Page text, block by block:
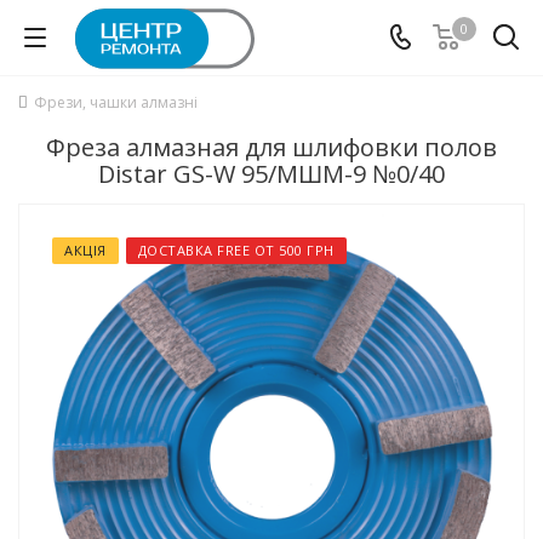
0
Фрези, чашки алмазні
Фреза алмазная для шлифовки полов
Distar GS-W 95/МШМ-9 №0/40
АКЦІЯ ДОСТАВКА FREE ОТ 500 ГРН